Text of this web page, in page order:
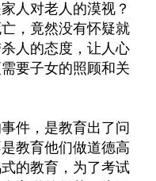
人对老人的漠视？
，竟然没有怀疑就
人的态度，让人心
要子女的照顾和关
件，是教育出了问
教育他们做道德高
的教育，为了考试